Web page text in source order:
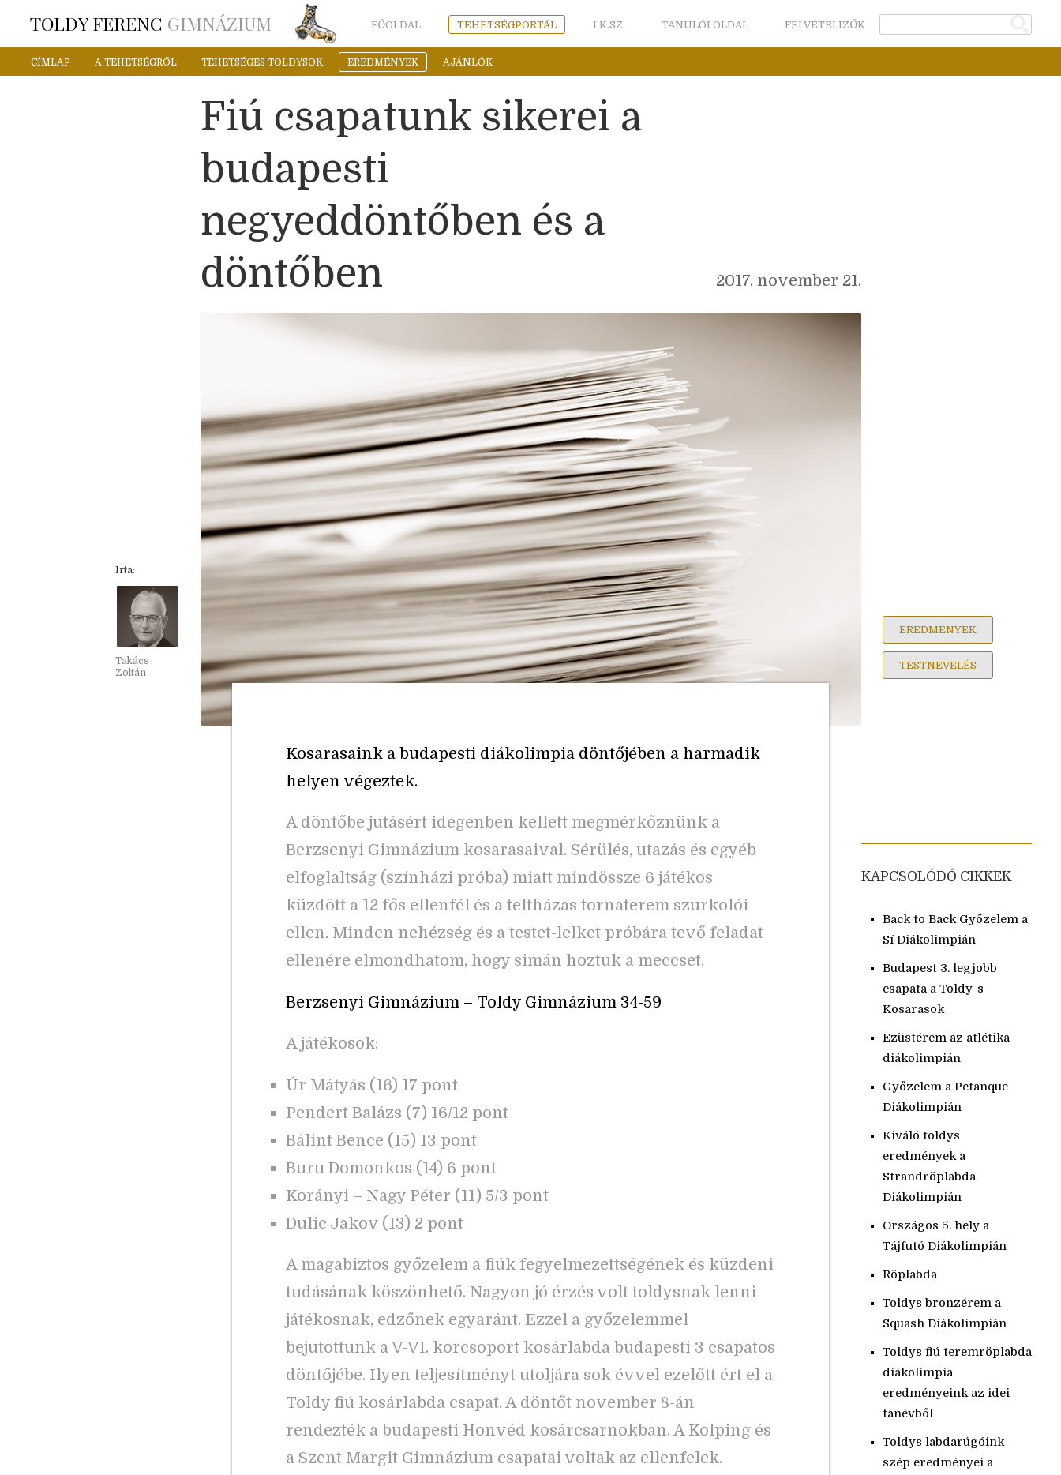
TOLDY FERENC GIMNÁZIUM FŐOLDAL TEHETSÉGPORTÁL I.K.SZ. TANULÓI OLDAL FELVÉTELIZŐK
CÍMLAP A TEHETSÉGRŐL TEHETSÉGES TOLDYSOK EREDMÉNYEK AJÁNLÓK
Fiú csapatunk sikerei a
budapesti
negyeddöntőben és a
döntőben
2017. november 21.
Írta:
Takács
Zoltán
EREDMÉNYEK
TESTNEVELÉS
Kosarasaink a budapesti diákolimpia döntőjében a harmadik
helyen végeztek.
A döntőbe jutásért idegenben kellett megmérkőznünk a
Berzsenyi Gimnázium kosarasaival. Sérülés, utazás és egyéb
elfoglaltság (színházi próba) miatt mindössze 6 játékos
küzdött a 12 fős ellenfél és a teltházas tornaterem szurkolói
ellen. Minden nehézség és a testet-lelket próbára tevő feladat
ellenére elmondhatom, hogy simán hoztuk a meccset.
Berzsenyi Gimnázium – Toldy Gimnázium 34-59
A játékosok:
Úr Mátyás (16) 17 pont
Pendert Balázs (7) 16/12 pont
Bálint Bence (15) 13 pont
Buru Domonkos (14) 6 pont
Korányi – Nagy Péter (11) 5/3 pont
Dulic Jakov (13) 2 pont
A magabiztos győzelem a fiúk fegyelmezettségének és küzdeni
tudásának köszönhető. Nagyon jó érzés volt toldysnak lenni
játékosnak, edzőnek egyaránt. Ezzel a győzelemmel
bejutottunk a V-VI. korcsoport kosárlabda budapesti 3 csapatos
döntőjébe. Ilyen teljesítményt utoljára sok évvel ezelőtt ért el a
Toldy fiú kosárlabda csapat. A döntőt november 8-án
rendezték a budapesti Honvéd kosárcsarnokban. A Kolping és
a Szent Margit Gimnázium csapatai voltak az ellenfelek.
KAPCSOLÓDÓ CIKKEK
Back to Back Győzelem a
Sí Diákolimpián
Budapest 3. legjobb
csapata a Toldy-s
Kosarasok
Ezüstérem az atlétika
diákolimpián
Győzelem a Petanque
Diákolimpián
Kiváló toldys
eredmények a
Strandröplabda
Diákolimpián
Országos 5. hely a
Tájfutó Diákolimpián
Röplabda
Toldys bronzérem a
Squash Diákolimpián
Toldys fiú teremröplabda
diákolimpia
eredményeink az idei
tanévből
Toldys labdarúgóink
szép eredményei a